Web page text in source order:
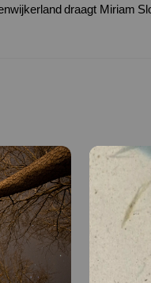
draagt Miriam